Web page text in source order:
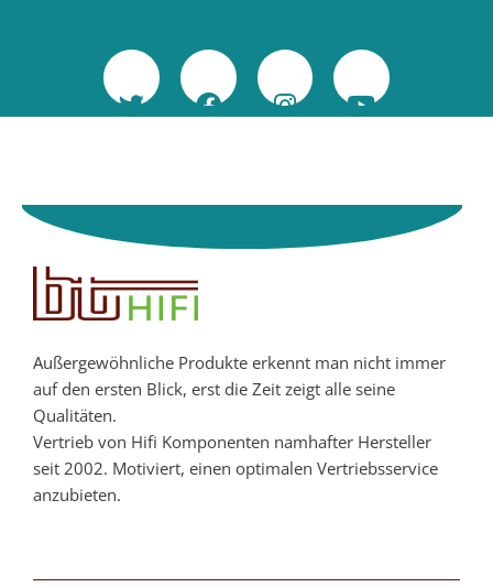
Außergewöhnliche Produkte erkennt man nicht immer
auf den ersten Blick, erst die Zeit zeigt alle seine
Qualitäten.
Vertrieb von Hifi Komponenten namhafter Hersteller
seit 2002. Motiviert, einen optimalen Vertriebsservice
anzubieten.